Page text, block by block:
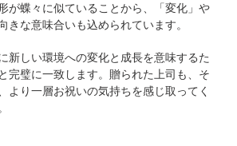
が蝶々に似ていることから、「変化」や
きな意味合いも込められています。
新しい環境への変化と成長を意味するた
完璧に一致します。贈られた上司も、そ
より一層お祝いの気持ちを感じ取ってく